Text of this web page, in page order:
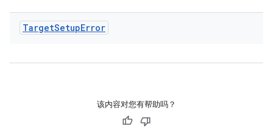
TargetSetupError
该内容对您有帮助吗？